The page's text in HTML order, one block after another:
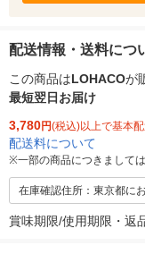
配送情報・送料につ
この商品はLOHACOが
最短翌日お届け
3,780円(税込)以上で基本
配送料について
※一部の商品につきまして
在庫確認住所：東京都に
賞味期限/使用期限・返